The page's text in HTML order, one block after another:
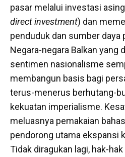
pasar melalui investasi
direct investment) dan
penduduk dan sumber daya
Negara-negara Balkan yang
sentimen nasionalisme
membangun basis bagi
terus-menerus berhutang-
kekuatan imperialisme.
meluasnya pemakaian
pendorong utama ekspansi
Tidak diragukan lagi, hak-